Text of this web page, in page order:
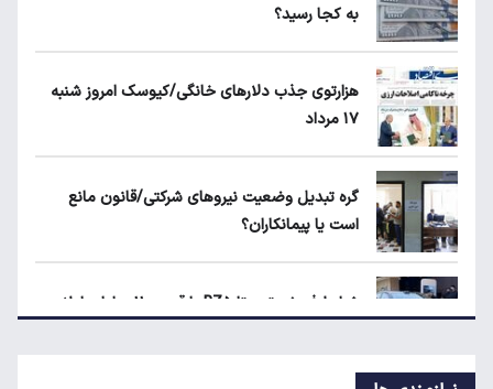
ماجرای محدودیت گوشت برزیلی در اروپا
به کجا رسید؟
هزارتوی جذب دلارهای خانگی/کیوسک امروز شنبه
۱۷ مرداد
گره تبدیل وضعیت نیروهای شرکتی/قانون مانع
است یا پیمانکاران؟
شرایط فروش تویوتا BZ۵ با قیمت ۱۱ میلیارد اعلام